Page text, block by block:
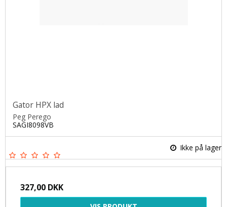
Gator HPX lad
Peg Perego
SAGI8098VB
Ikke på lager
327,00 DKK